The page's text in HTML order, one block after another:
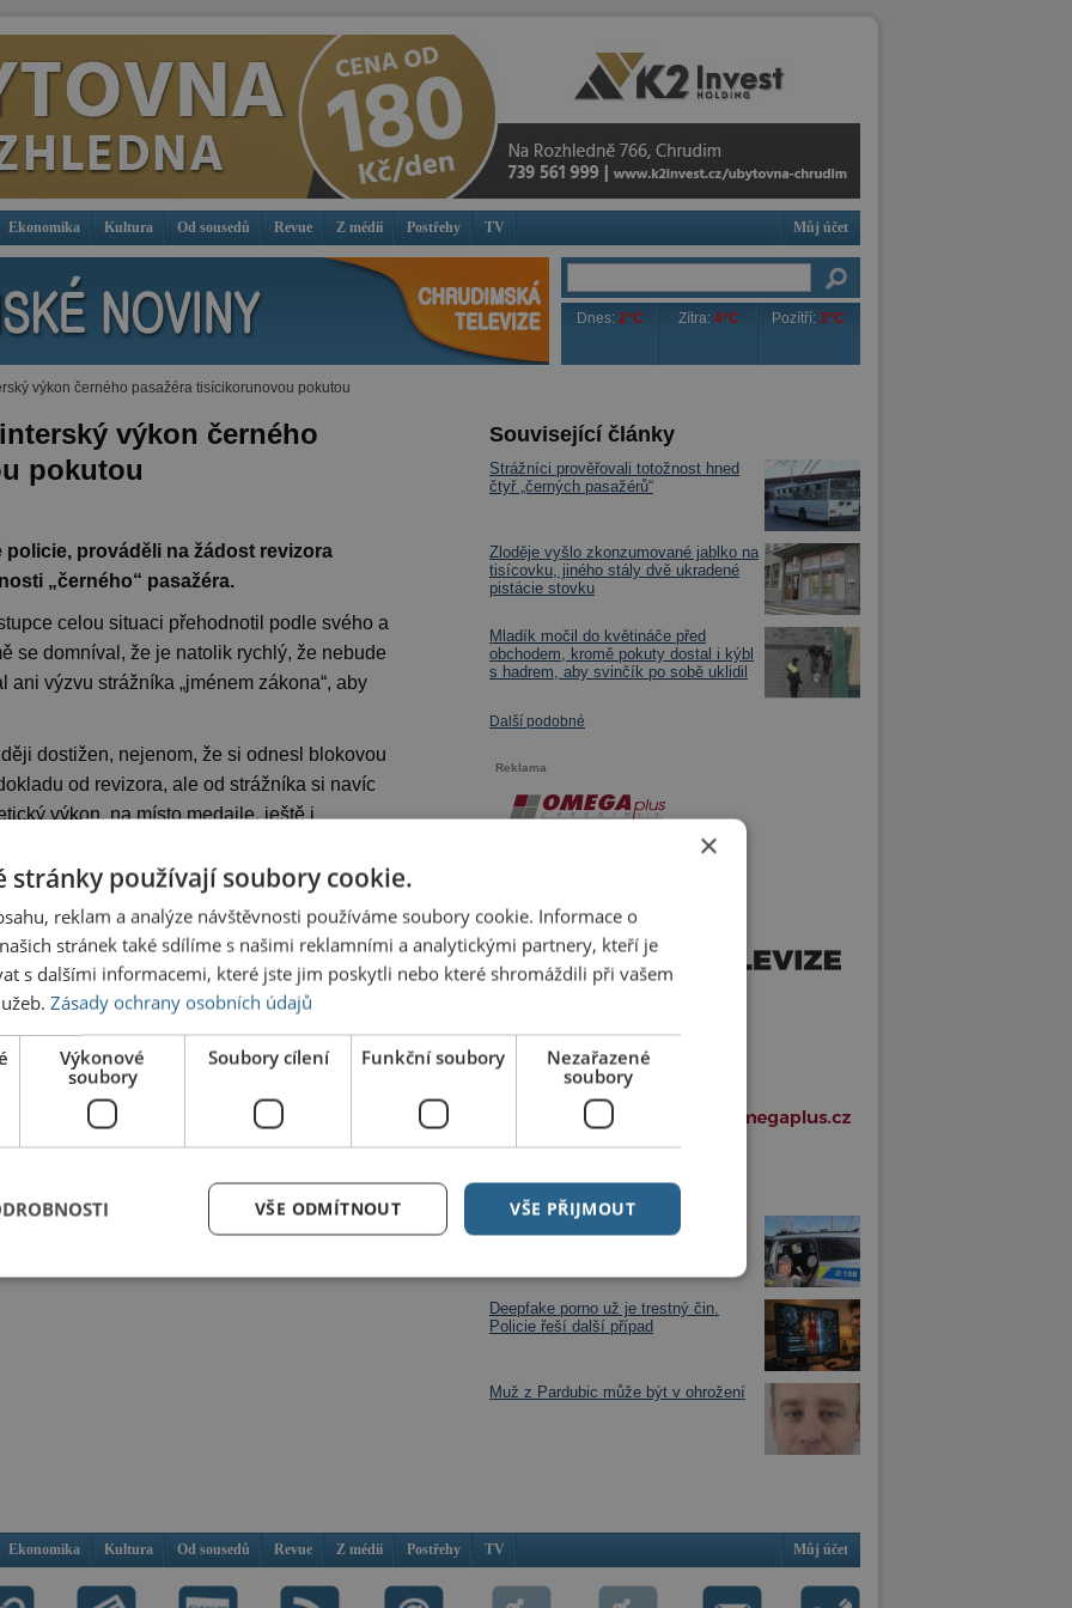
Ekonomika Kultura Od sousedů Revue Z médií Postřehy TV Můj účet
Dnes:2°C Zítra:4°C Pozítří: 3°C
výkon černého pasažéra tisícikorunovou pokutou
výkon černého
pokutou
prováděli na žádost revizora
„černého“ pasažéra.
celou situaci přehodnotil podle svého a
se domníval, že je natolik rychlý, že nebude
výzvu strážníka „jménem zákona“, aby
dostižen, nejenom, že si odnesl blokovou
od revizora, ale od strážníka si navíc
výkon, na místo medaile, ještě i
oceněno neuposlechnutí výzvy úřední osoby.
nebozaregistrujte
Související články
Strážníci prověřovali totožnost hned
čtyř „černých pasažérů“
Zloděje vyšlo zkonzumované jablko na
tisícovku, jiného stály dvě ukradené
pistácie stovku
Mladík močil do květináče před
obchodem, kromě pokuty dostal i kýbl
s hadrem, aby svinčík po sobě uklidil
Další podobné
Reklama
Další články v rubrice
Po rozjezdu vlaku zjistil, že má dítě
Deepfake porno už je trestný čin.
Policie řeší další případ
Muž z Pardubic může být v ohrožení
Ekonomika Kultura Od sousedů Revue Z médií Postřehy TV Můj účet
×
stránky používají soubory cookie.
reklam a analýze návštěvnosti používáme soubory cookie. Informace o
stránek také sdílíme s našimi reklamními a analytickými partnery, kteří je
s dalšími informacemi, které jste jim poskytli nebo které shromáždili při vašem
Zásady ochrany osobních údajů
Výkonové
soubory
Soubory cílení Funkční soubory
Nezařazené
soubory
VŠE PŘIJMOUT
VŠE ODMÍTNOUT